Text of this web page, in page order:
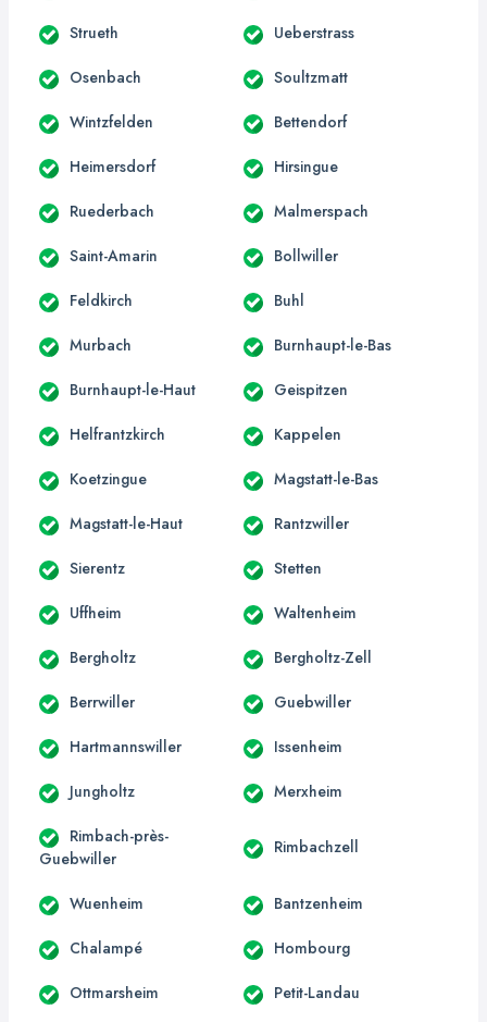
Strueth Ueberstrass
Osenbach Soultzmatt
Wintzfelden Bettendorf
Heimersdorf Hirsingue
Ruederbach Malmerspach
Saint-Amarin Bollwiller
Feldkirch Buhl
Murbach Burnhaupt-le-Bas
Burnhaupt-le-Haut Geispitzen
Helfrantzkirch Kappelen
Koetzingue Magstatt-le-Bas
Magstatt-le-Haut Rantzwiller
Sierentz Stetten
Uffheim Waltenheim
Bergholtz Bergholtz-Zell
Berrwiller Guebwiller
Hartmannswiller Issenheim
Jungholtz Merxheim
Rimbach-près-
Guebwiller
Rimbachzell
Wuenheim Bantzenheim
Chalampé Hombourg
Ottmarsheim Petit-Landau